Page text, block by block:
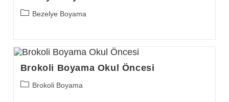
PostBezelye Boyama
Brokoli Boyama Okul Öncesi
PostBrokoli Boyama